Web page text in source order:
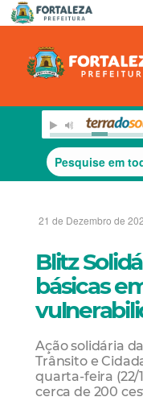
21 de Dezembro de
Blitz
básicas
Ação solidária
Trânsito e
quarta-feira (22/
cerca de 200